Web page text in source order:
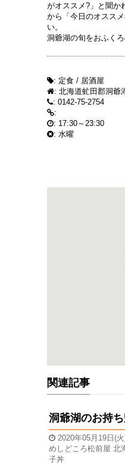
がオススメ?」と聞か
から「今日のオスス
い。
洞爺湖の旬をおふく
: 定食 / 居酒屋
: 北海道虻田郡洞爺
: 0142-75-2754
:
: 17:30～23:30
: 水曜
関連記事
洞爺湖のお持
2020年05月19日(
めしどころ松前屋 北
子丼